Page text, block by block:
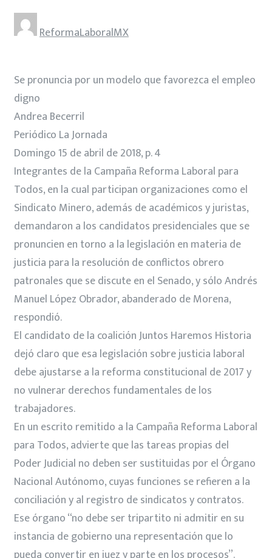
ReformaLaboralMX
Se pronuncia por un modelo que favorezca el empleo
digno
Andrea Becerril
Periódico La Jornada
Domingo 15 de abril de 2018, p. 4
Integrantes de la Campaña Reforma Laboral para
Todos, en la cual participan organizaciones como el
Sindicato Minero, además de académicos y juristas,
demandaron a los candidatos presidenciales que se
pronuncien en torno a la legislación en materia de
justicia para la resolución de conflictos obrero
patronales que se discute en el Senado, y sólo Andrés
Manuel López Obrador, abanderado de Morena,
respondió.
El candidato de la coalición Juntos Haremos Historia
dejó claro que esa legislación sobre justicia laboral
debe ajustarse a la reforma constitucional de 2017 y
no vulnerar derechos fundamentales de los
trabajadores.
En un escrito remitido a la Campaña Reforma Laboral
para Todos, advierte que las tareas propias del
Poder Judicial no deben ser sustituidas por el Órgano
Nacional Autónomo, cuyas funciones se refieren a la
conciliación y al registro de sindicatos y contratos.
Ese órgano “no debe ser tripartito ni admitir en su
instancia de gobierno una representación que lo